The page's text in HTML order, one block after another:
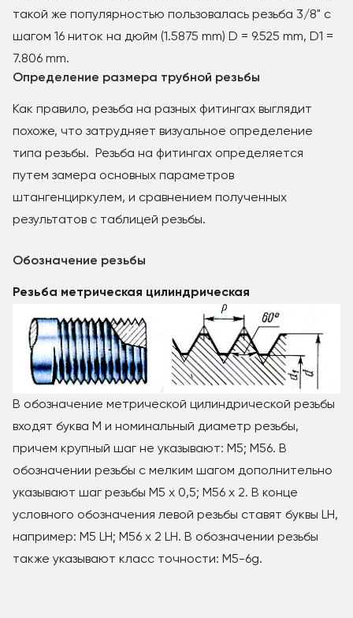
такой же популярностью пользовалась резьба 3/8" с
шагом 16 ниток на дюйм (1.5875 mm) D = 9.525 mm, D1 =
7.806 mm.
Определение размера трубной резьбы
Как правило, резьба на разных фитингах выглядит
похоже, что затрудняет визуальное определение
типа резьбы. Резьба на фитингах определяется
путем замера основных параметров
штангенциркулем, и сравнением полученных
результатов с таблицей резьбы.
Обозначение резьбы
Резьба метрическая цилиндрическая
В обозначение метрической цилиндрической резьбы
входят буква М и номинальный диаметр резьбы,
причем крупный шаг не указывают: М5; М56. В
обозначении резьбы с мелким шагом дополнительно
указывают шаг резьбы М5 x 0,5; М56 x 2. В конце
условного обозначения левой резьбы ставят буквы LH,
например: М5 LH; М56 x 2 LH. В обозначении резьбы
также указывают класс точности: М5-6g.